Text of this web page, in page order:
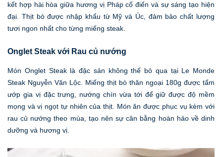
kết hợp hài hòa giữa hương vị Pháp cổ điển và sự sáng tạo hiện
đại. Thịt bò được nhập khẩu từ Mỹ và Úc, đảm bảo chất lượng
tươi ngon nhất cho từng miếng steak.
Onglet Steak với Rau củ nướng
Món Onglet Steak là đặc sản không thể bỏ qua tại Le Monde
Steak Nguyễn Văn Lộc. Miếng thịt bò thăn ngoại 180g được tẩm
ướp gia vị đặc trưng, nướng chín vừa tới để giữ được độ mềm
mọng và vị ngọt tự nhiên của thịt. Món ăn được phục vụ kèm với
rau củ nướng theo mùa, tạo nên sự cân bằng hoàn hảo về dinh
dưỡng và hương vị.